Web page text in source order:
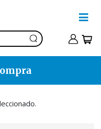
El retrato de Dorian Gray
12,00€